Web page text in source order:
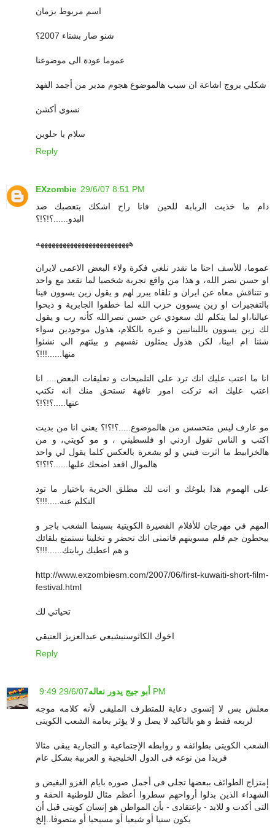
اسم مربوط بزمان
شنو صار بشتاء 2007؟
عموما عودة الى موضوعنا
شكلي بروج اشاعة ان سبب هالموضوع هجوم مدبر من أجمد الفهد
نسوي أكشن
سلام يا حلوين
Reply
EXzombie 29/6/07 8:51 PM
دام ما خذيت الربابة للحين فانا راح اشكك بتعصبك ضد
البدو......؟!؟!؟
هههههههههههههههههههههههههه
عموما، للأسف احنا ما نقدر نلغي فكرة ولاء البعض الاعمى لايران
او حسن نصر الله، و هذا من واقع تجربة شخصيا لما تقعد مع واحد
و تتناقش معاه عن ايران و تلقاه يبرر لهم و يقول زين يسوون فينا
بالتفجيرات او زين يسوون حزب الله لما خطفوا الجابرية و ذبحوا
عيالنا،او لما يتكلم لك سعودي عن حسن نصرالله كأنه رب و يقول
لك زين يسوون باللبنانيين و غيره بالكلام، هذول موجودين سواء
شئنا ام ابينا، لكن هذول يمثلون نفسهم و بيئتهم الي نشئوا
منها......!!!؟
انا ما اعتب عليك انك ترد على التلميحات و تعليقات البعض.... انا
اعتب عليك انه تركت امور تافهة تستحق منك انه تكتب
عنها.....؟!؟!؟
مو عارف ليس متحسس من هالموضوع.....؟!؟!؟ يعني انا من بديت
اكتب و الناس تقول اردني او فلسطيني ، و مو كويتي، و من
هالخرابيط ما اثرت فيني و لو بشعرة بالعكس كلما يقول لي واحد
هالموال اقعد اضحك عليها......؟!؟!؟
على الهموم هذا بلوغك و انت لك مطلق الحرية باختيار ما تود
التكلم عنه.....!!!؟
المهم في مهرجان للأفلام القصيرة الكويتية بسينما الشعب باجر و
بيحطون جم فلم مسوينهم فاتمنى انك تحضر و تخلينا نستمتع بلقائك
و هم اعطيك ربابتك......!!!؟
http://www.exzombiesm.com/2007/06/first-kuwaiti-short-film-
festival.html
تحياتي لك
اخوك الكاثوسنيشيعي عبدالعزيز العتيقي
Reply
أبو جيج يدور نعاله 29/6/07 9:49 PM
معلش بس لا إتسوى دعاية للمتطرف المليفى لأنه كلامه موجه
لربعه فقط و هو بالتاكيد لا يصل و لا يؤثر بعامة الشعب الكويتى
الشعب الكويتى بطوائفه و روابطه الإجتماعية و التجارية يبقى مثالا
فريدا من نوعه فى الدول الخليجية و العربية بشكل عام
إمتزاج الطوائف ببعضها تجلى فى أجمل صوره بايام الغزو البغيض و
الشهداء الذين بذلوا أرواحهم سطروا أعظم مثال للوطنية الحقة و
التى أكدت و للابد - بإعتقادى - بأن المواطن هو إنسان كويتى قبل أن
يكون سنيا أو شيعيا أو مسيحيا أو متصوفا..إلخ